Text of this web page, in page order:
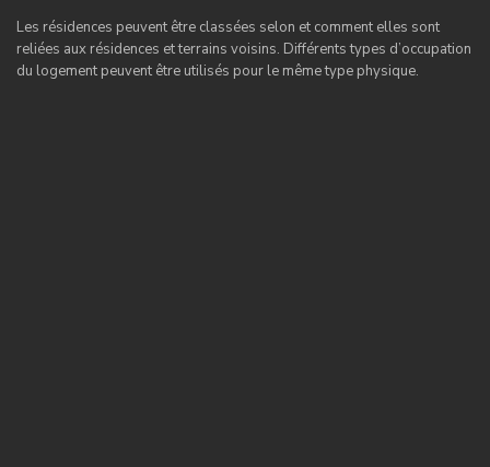
Les résidences peuvent être classées selon et comment elles sont
reliées aux résidences et terrains voisins. Différents types d’occupation
du logement peuvent être utilisés pour le même type physique.